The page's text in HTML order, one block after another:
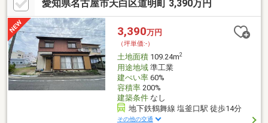
愛知県名古屋市天白区道明町 3,390万円
3,390万円
（坪単価:-）
土地面積109.24m2
用途地域準工業
建ぺい率60%
容積率200%
建築条件なし
地下鉄鶴舞線 塩釜口駅 徒歩14分
その他の交通